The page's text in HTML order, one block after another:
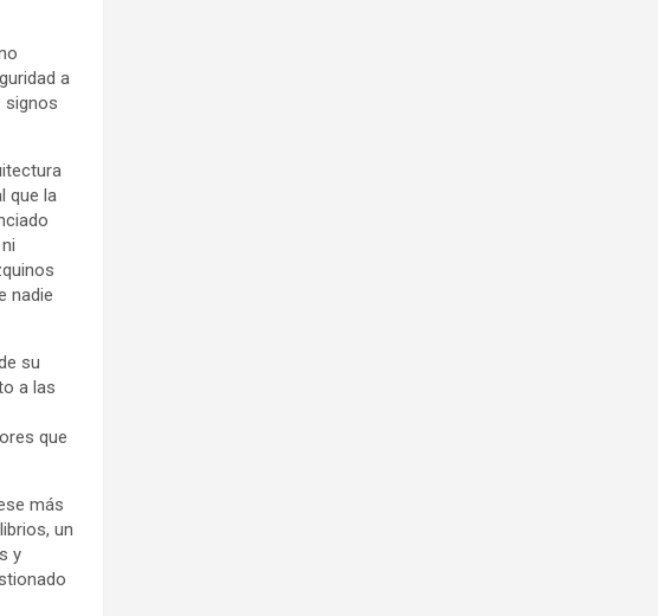
a
signos
que la
nadie
su
a las
que
más
un
y